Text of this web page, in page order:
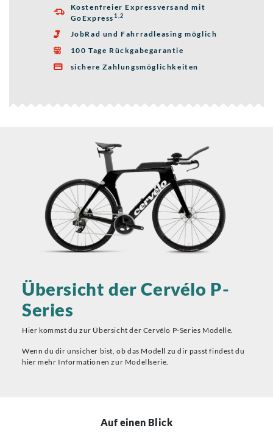

Kostenfreier Expressversand mit
GoExpress 1,2
 JobRad und Fahrradleasing möglich
 100 Tage Rückgabegarantie
 sichere Zahlungsmöglichkeiten
Übersicht der Cervélo P-
Series
Hier kommst du zur Übersicht der Cervélo P-Series Modelle.
Wenn du dir unsicher bist, ob das Modell zu dir passt findest du
hier mehr Informationen zur Modellserie.
Auf einen Blick